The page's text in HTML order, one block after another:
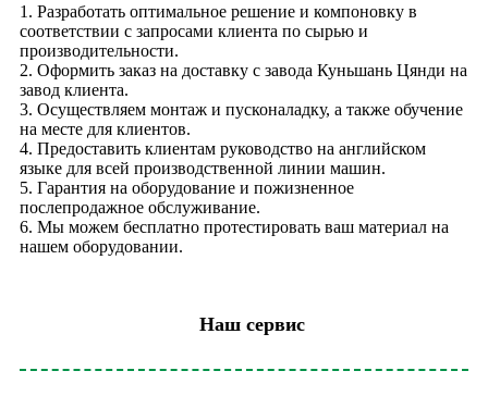
1. Разработать оптимальное решение и компоновку в
соответствии с запросами клиента по сырью и
производительности.
2. Оформить заказ на доставку с завода Куньшань Цянди на
завод клиента.
3. Осуществляем монтаж и пусконаладку, а также обучение
на месте для клиентов.
4. Предоставить клиентам руководство на английском
языке для всей производственной линии машин.
5. Гарантия на оборудование и пожизненное
послепродажное обслуживание.
6. Мы можем бесплатно протестировать ваш материал на
нашем оборудовании.
Наш сервис